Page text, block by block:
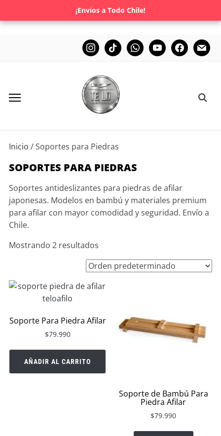
¡Envíos a Todo Chile!
Inicio / Soportes para Piedras
SOPORTES PARA PIEDRAS
Soportes antideslizantes para piedras de afilar
japonesas. Modelos en bambú y materiales premium
para afilar con mayor comodidad y seguridad. Envío a
Chile.
Mostrando 2 resultados
Soporte Para Piedra Afilar
$79.990
AÑADIR AL CARRITO
Soporte de Bambú Para
Piedra Afilar
$79.990